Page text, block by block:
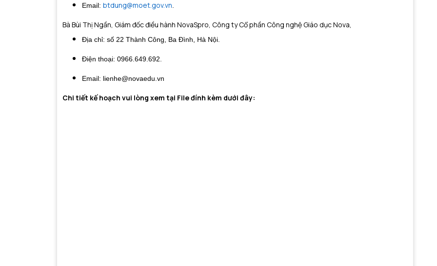
Email: btdung@moet.gov.vn
Bà Bùi Thị Ngần, Giám đốc điều hành NovaSpro, Công ty Cổ phần Công nghệ Giáo dục Nova,
Địa chỉ: số 22 Thành Công, Ba Đình, Hà Nội.
Điện thoại: 0966.649.692.
Email: lienhe@novaedu.vn
Chi tiết kế hoạch vui lòng xem tại File đính kèm dưới đây: